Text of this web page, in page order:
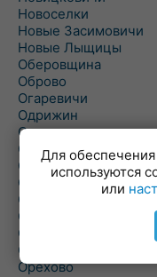
Новоселки
Новые Засимовичи
Новые Лыщицы
Оберовщина
Оброво
Огаревичи
Одрижин
Оздамичи
Озяты
Олтуш
Ольманы
Ольпень
Ольшаны
Омельная
Ополь
Орехово
Для обеспечения
используются
или